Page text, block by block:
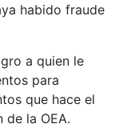
habido fraude
a quien le
para
que hace el
de la OEA.